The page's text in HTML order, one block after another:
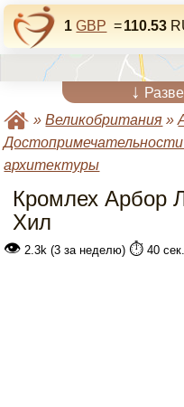
1 GBP =110.53
↓
»Великобритания »
архитектуры
Кромлех Арбор
Хил
👁 2.3k (3 за неделю) ⏱️ 40 сек.